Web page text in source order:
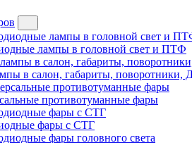
лампы в головной свет и ПТФ
в салон, габариты, поворотники,
противотуманные фары
фары с СТГ